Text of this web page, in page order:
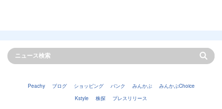
Peachy ブログ ショッピング バンク みんかぶ
みんかぶChoice
Kstyle
株探 プレスリリース